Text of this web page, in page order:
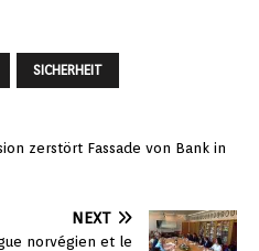
SICHERHEIT
zerstört Fassade von Bank in
NEXT
norvégien et le